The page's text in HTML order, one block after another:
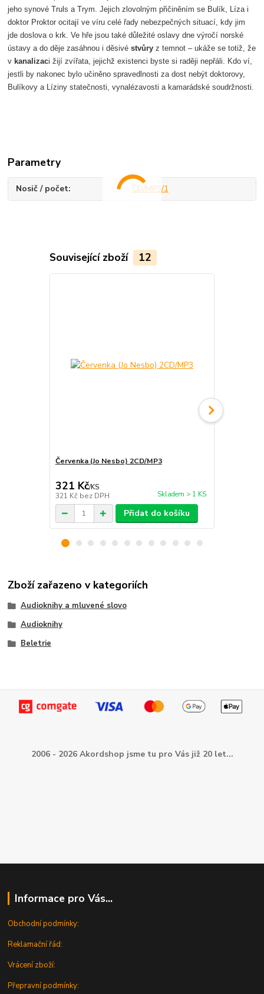
jeho synové Truls a Trym. Jejich zlovolným přičiněním se Bulík, Líza i
doktor Proktor ocitají ve víru celé řady nebezpečných situací, kdy jim
jde doslova o krk. Ve hře jsou také důležité oslavy dne výročí norské
ústavy a do děje zasáhnou i děsivéstvůry z temnot – ukáže se totiž, že
v kanalizaci žijí zvířata, jejichž existenci byste si raději nepřáli. Kdo ví,
jestli by nakonec bylo učiněno spravedlnosti za dost nebýt doktorovy,
Bulíkovy a Líziny statečnosti, vynalézavosti a kamarádské soudržnosti.
Parametry
Nosič / počet CD/MP3/1
Související zboží 12
Červenka (Jo Nesbo) 2CD/MP3
321 Kč/KS
321 Kč bez DPH Skladem > 1 KS
Přidat do košíku
Zboží zařazeno v kategoriích
Audioknihy a mluvené slovo
Audioknihy
Beletrie
2006 - 2026 Akordshop jsme tu pro Vás již 20 let...
Informace pro Vás...
Obchodní podmínky:
Reklamační řád:
Vrácení zboží:
Přepravní podmínky: